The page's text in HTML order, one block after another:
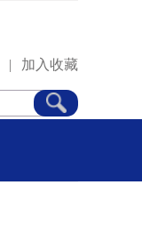
| 加入收藏